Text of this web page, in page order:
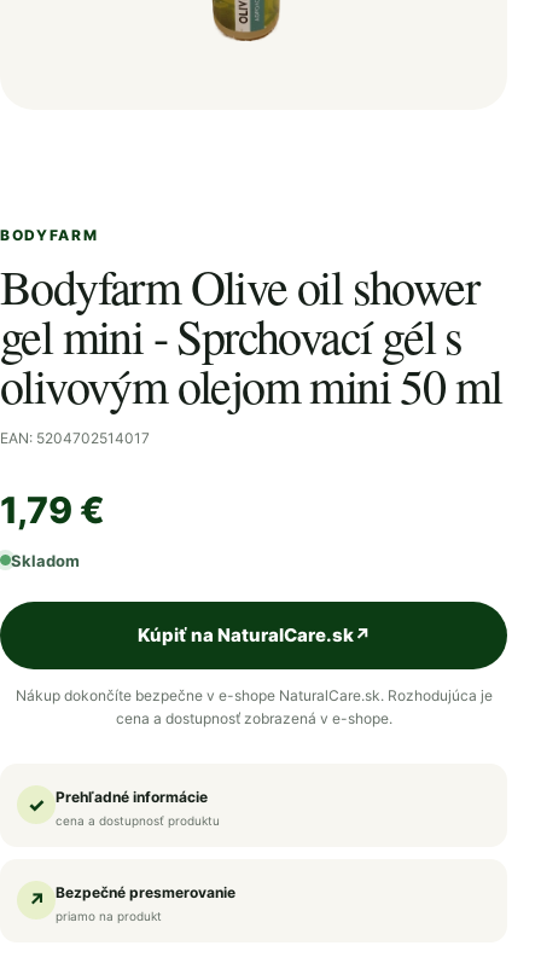
BODYFARM
Bodyfarm Olive oil shower
gel mini - Sprchovací gél s
olivovým olejom mini 50 ml
EAN: 5204702514017
1,79 €
Skladom
Kúpiť na NaturalCare.sk↗
Nákup dokončíte bezpečne v e-shope NaturalCare.sk. Rozhodujúca je
cena a dostupnosť zobrazená v e-shope.
✓ Prehľadné informácie
cena a dostupnosť produktu
↗ Bezpečné presmerovanie
priamo na produkt